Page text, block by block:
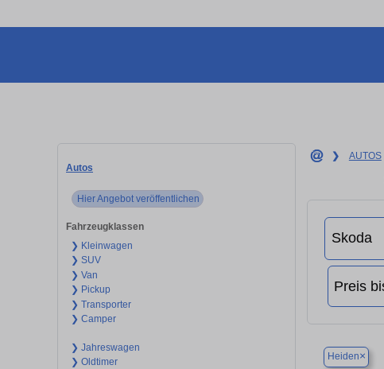
Autos
Hier Angebot veröffentlichen
Fahrzeugklassen
❯ Kleinwagen
❯ SUV
❯ Van
❯ Pickup
❯ Transporter
❯ Camper
❯ Jahreswagen
❯ Oldtimer
❯ AUTOS
Heiden×